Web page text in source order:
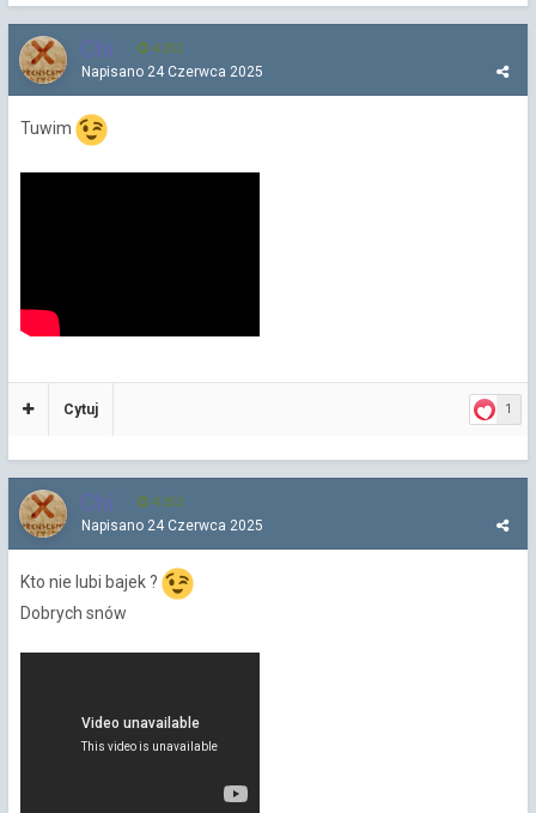
Chi 4 252
Napisano 24 Czerwca 2025
Tuwim
1
Cytuj
Chi 4 252
Napisano 24 Czerwca 2025
Kto nie lubi bajek ?
Dobrych snów